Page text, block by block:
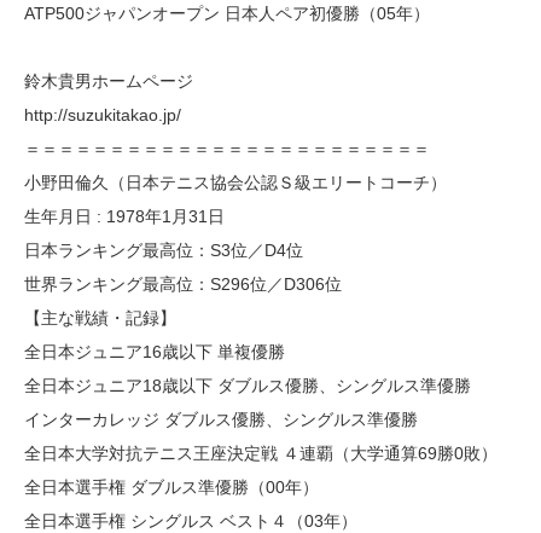
ATP500ジャパンオープン 日本人ペア初優勝（05年）
鈴木貴男ホームページ
http://suzukitakao.jp/
＝＝＝＝＝＝＝＝＝＝＝＝＝＝＝＝＝＝＝＝＝＝＝＝
小野田倫久（日本テニス協会公認Ｓ級エリートコーチ）
生年月日 : 1978年1月31日
日本ランキング最高位：S3位／D4位
世界ランキング最高位：S296位／D306位
【主な戦績・記録】
全日本ジュニア16歳以下 単複優勝
全日本ジュニア18歳以下 ダブルス優勝、シングルス準優勝
インターカレッジ ダブルス優勝、シングルス準優勝
全日本大学対抗テニス王座決定戦 ４連覇（大学通算69勝0敗）
全日本選手権 ダブルス準優勝（00年）
全日本選手権 シングルス ベスト４（03年）